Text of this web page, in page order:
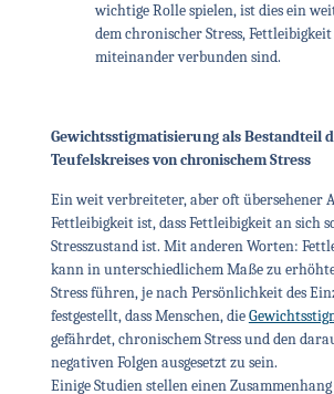
wichtige Rolle spielen, ist dies ein
dem chronischer Stress,
miteinander verbunden sind.
Gewichtsstigmatisierung als Bestandteil
Teufelskreises von chronischem Stress
Ein weit verbreiteter, aber oft übersehener
Fettleibigkeit ist, dass Fettleibigkeit an sich
Stresszustand ist. Mit anderen Worten:
kann in unterschiedlichem Maße zu
Stress führen, je nach Persönlichkeit des
festgestellt, dass Menschen, die
gefährdet, chronischem Stress und den
negativen Folgen ausgesetzt zu sein.
Einige Studien stellen einen